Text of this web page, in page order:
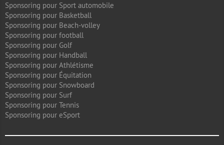
Sponsoring pour Sport automobile
Sponsoring pour Basketball
Sponsoring pour Beach-volley
Sponsoring pour football
Sponsoring pour Golf
Sponsoring pour Handball
Sponsoring pour Athlétisme
Sponsoring pour Équitation
Sponsoring pour Snowboard
Sponsoring pour Surf
Sponsoring pour Tennis
Sponsoring pour eSport